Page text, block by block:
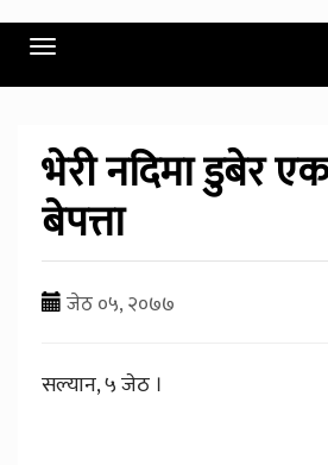
Toggle
navigation
भेरी नदिमा डुबेर
बेपत्ता
जेठ ०५, २०७७
सल्यान, ५ जेठ ।